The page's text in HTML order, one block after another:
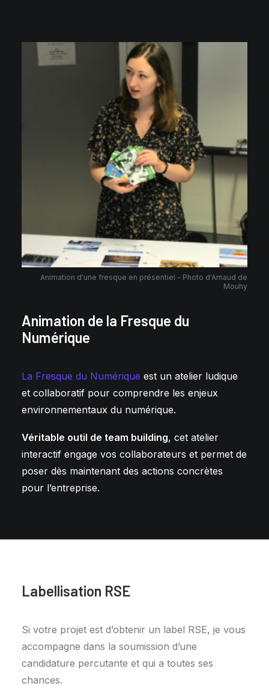
Animation d'une fresque en présentiel - Photo d'Arnaud de
Mouhy
Animation de la Fresque du
Numérique
La Fresque du Numérique est un atelier ludique
et collaboratif pour comprendre les enjeux
environnementaux du numérique.
Véritable outil de team building, cet atelier
interactif engage vos collaborateurs et permet de
poser dès maintenant des actions concrètes
pour l’entreprise.
Labellisation RSE
Si votre projet est d’obtenir un label RSE, je vous
accompagne dans la soumission d’une
candidature percutante et qui a toutes ses
chances.